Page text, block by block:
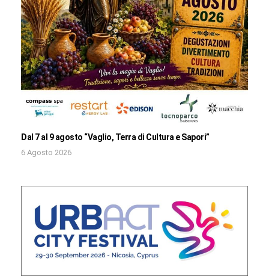
Dal 7 al 9 agosto “Vaglio, Terra di Cultura e Sapori”
6 Agosto 2026